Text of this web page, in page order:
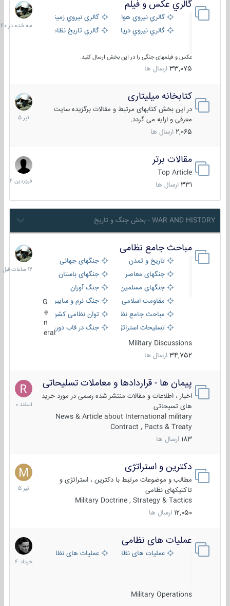
گالري عكس و فيلم
گالري نيروي هوايي
گالري نيروي زميني
گالري نيروي دريايي
گالري تاریخ نظامی
عکس و فیلمهای جنگی را در این بخش ارسال کنید.
33,075 ارسال ها
سه
شنبه
در
کتابخانه میلیتاری
در این بخش کتابهای مرتبط و مقالات برگزیده سایت
معرفی و ارایه می گردد.
2,065 ارسال ها
16
تیر
1405
مقالات برتر
Top Article
331 ارسال ها
29
فروردین
1404
WAR AND HISTORY - بخش جنگ و تاریخ
مباحث جامع نظامی
تاریخ و تمدن
جنگهای جهانی
جنگهای معاصر
جنگهای باستان
جنگهای مسلمین
جنگ آوران
مقاومت اسلامی
جنگ نرم و سایبری
مباحث جامع نظامی
توان نظامی کشورها
تسلیحات استراتژیک
جنگ در قاب دوربین
eral
Military Discussions
34,752 ارسال ها
12
ساعات
قبل
پیمان ها - قراردادها و معاملات تسلیحاتی
اخبار ، اطلاعات و مقالات منتشر شده رسمی در مورد خرید
های تسیحاتی
News & Article about International military
Contract , Pacts & Treaty
183 ارسال ها
7
اسفند
1400
دکترین و استراتژی
مطالب و موضوعات مرتبط با دکترین ، استراتژی و
تاکتیکهای نظامی
Military Doctrine , Strategy & Tactics
12,050 ارسال ها
27
تیر
1405
عملیات های نظامی
عملیات های نظامی ایرانعملیات های نظامی خارجی
Military Operations
5
خرداد
1404